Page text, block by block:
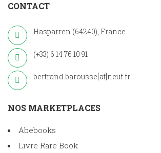
CONTACT
Hasparren (64240), France
(+33) 6 14 76 10 91
bertrand.barousse[at]neuf.fr
NOS MARKETPLACES
Abebooks
Livre Rare Book